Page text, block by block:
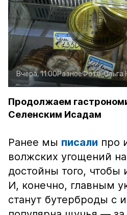
Вчера, 11:00РазноеФото:Ольга
Продолжаем
Селенским Исадам
Ранее мы писали про
волжских угощений
достойны того, чтобы
И, конечно, главным
станут бутерброды с